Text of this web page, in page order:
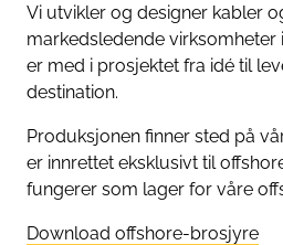
Vi utvikler og designer kabler
markedsledende virksomheter
er med i prosjektet fra idé til
destination.
Produksjonen finner sted på
er innrettet eksklusivt til
fungerer som lager for våre
Download offshore-brosjyre